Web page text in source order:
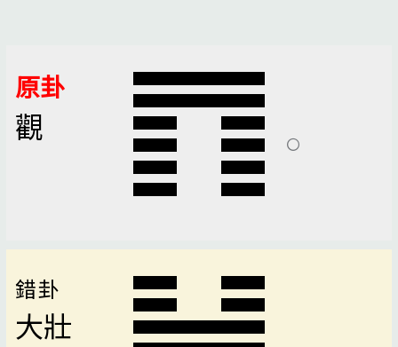
原卦
觀
錯卦
大壯